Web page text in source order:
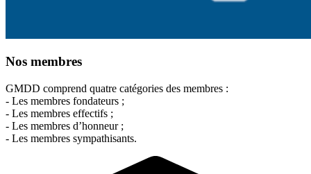
Nos membres
GMDD comprend quatre catégories des membres :
- Les membres fondateurs ;
- Les membres effectifs ;
- Les membres d’honneur ;
- Les membres sympathisants.